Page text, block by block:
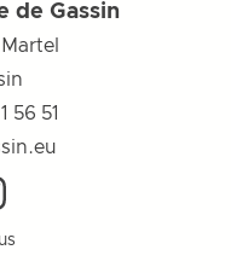
de Gassin
56 51